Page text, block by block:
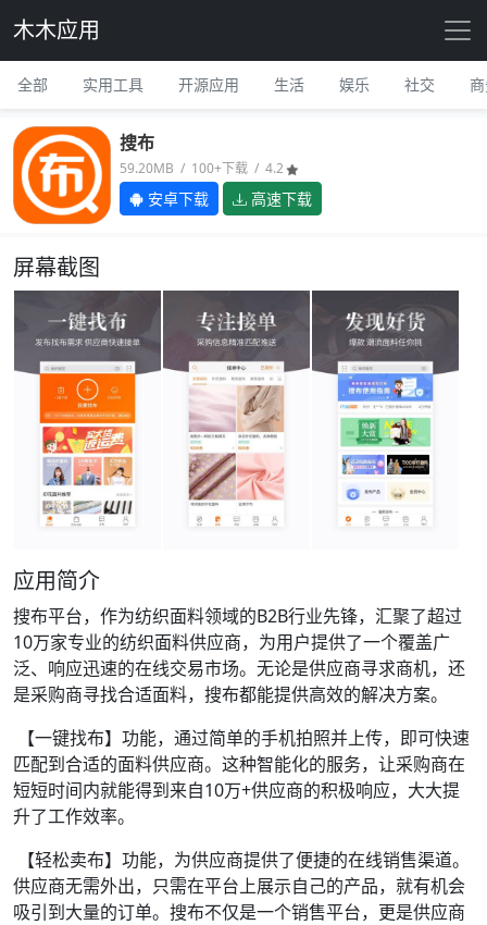
木木应用
全部 实用工具 开源应用 生活 娱乐 社交
搜布
59.20MB / 100+下载 / 4.2
安卓下载 高速下载
屏幕截图
应用简介
搜布平台，作为纺织面料领域的B2B行业先锋，汇聚了超过
10万家专业的纺织面料供应商，为用户提供了一个覆盖广
泛、响应迅速的在线交易市场。无论是供应商寻求商机，还
是采购商寻找合适面料，搜布都能提供高效的解决方案。
【一键找布】功能，通过简单的手机拍照并上传，即可快速
匹配到合适的面料供应商。这种智能化的服务，让采购商在
短短时间内就能得到来自10万+供应商的积极响应，大大提
升了工作效率。
【轻松卖布】功能，为供应商提供了便捷的在线销售渠道。
供应商无需外出，只需在平台上展示自己的产品，就有机会
吸引到大量的订单。搜布不仅是一个销售平台，更是供应商